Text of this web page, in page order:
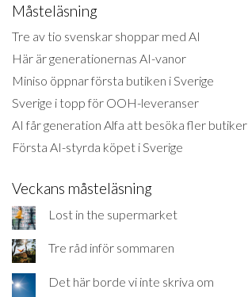
Måsteläsning
Tre av tio svenskar shoppar med AI
Här är generationernas AI-vanor
Miniso öppnar första butiken i Sverige
Sverige i topp för OOH-leveranser
AI får generation Alfa att besöka fler butiker
Första AI-styrda köpet i Sverige
Veckans måsteläsning
Lost in the supermarket
Tre råd inför sommaren
Det här borde vi inte skriva om